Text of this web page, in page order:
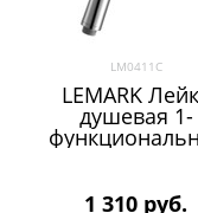
LM0411C
LEMARK
душевая 1-
1 310 руб.